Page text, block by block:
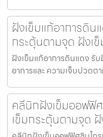
ฝังเข็มแก้อาการดิน
กระตุ้นตามจุด ฝังเ
ฝังเข็มแก้อาการดินแดง รั
อาการและ ความเจ็บปวดต
คลีนิกฝังเข็มออฟฟิ
เข็มกระตุ้นตามจุด